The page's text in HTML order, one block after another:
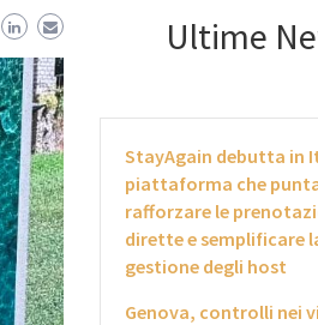
Ultime
StayAgain debutta in
piattaforma che
rafforzare le
dirette e semplificare
gestione degli host
Genova, controlli nei